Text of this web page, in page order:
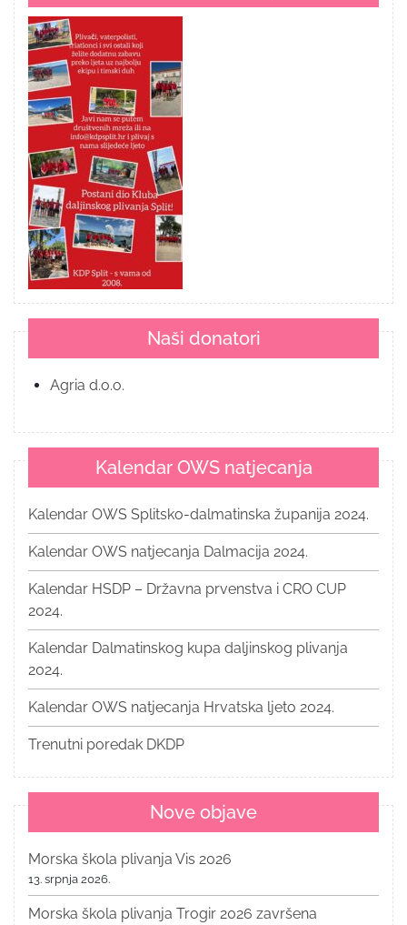
Naši donatori
Agria d.o.o.
Kalendar OWS natjecanja
Kalendar OWS Splitsko-dalmatinska županija 2024.
Kalendar OWS natjecanja Dalmacija 2024.
Kalendar HSDP – Državna prvenstva i CRO CUP
2024.
Kalendar Dalmatinskog kupa daljinskog plivanja
2024.
Kalendar OWS natjecanja Hrvatska ljeto 2024.
Trenutni poredak DKDP
Nove objave
Morska škola plivanja Vis 2026
13. srpnja 2026.
Morska škola plivanja Trogir 2026 završena